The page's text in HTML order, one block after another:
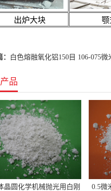
炉大块 颚式
白色熔融氧化铝150目 106-075微
品
晶圆化学机械抛光用白刚
0.5微